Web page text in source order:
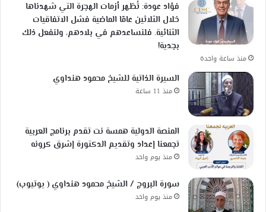
فؤاد عودة: تُظهر أزمات الهجرة التي شهدناها
خلال الثلاثين عامًا الماضية فشل الاتفاقيات
الثنائية. فلنساعدهم في بلادهم، ولنفعل ذلك
بجدية!
منذ ساعة واحدة
السيرة الذاتية للشيخ محمود هنداوي
منذ 11 ساعة
المنصة الدولية همسة نت تقدم برنامج العربية
تجمعنا إعداد وتقديم الدكتورة إشرق كرونه
منذ يوم واحد
سورة البروج / الشيخ محمود هنداوي ( يوتيوب)
منذ يوم واحد